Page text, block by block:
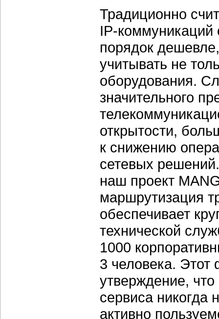
Традиционно
IP-коммуникаций
порядок
учитывать не
оборудования.
значительного
открытости,
к снижению
сетевых
наш проект
маршрутизация
обеспечивает
технической
1000
3 человека. Этот
утверждение,
сервиса никогда
активно